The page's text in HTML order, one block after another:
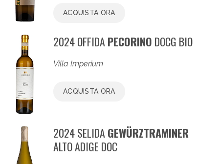
ACQUISTA ORA
2024 OFFIDA PECORINO DOCG BIO
Villa Imperium
ACQUISTA ORA
2024 SELIDA GEWÜRZTRAMINER
ALTO ADIGE DOC